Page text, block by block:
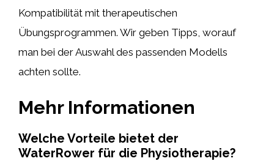
Kompatibilität mit therapeutischen
Übungsprogrammen. Wir geben Tipps, worauf
man bei der Auswahl des passenden Modells
achten sollte.
Mehr Informationen
Welche Vorteile bietet der
WaterRower für die Physiotherapie?